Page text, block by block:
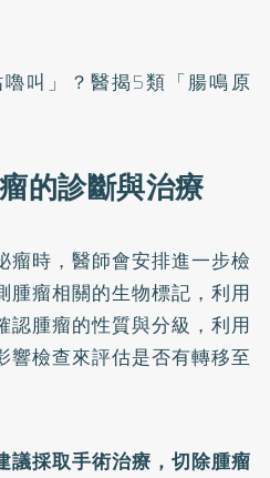
叫」？醫揭5類「腸鳴原
的診斷與治療
瘤時，醫師會安排進一步檢
腫瘤相關的生物標記，利用
認腫瘤的性質與分級，利用
響檢查來評估是否有轉移至
議採取手術治療，切除腫瘤